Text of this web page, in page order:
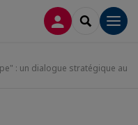
CONNEXION
: un dialogue stratégique au